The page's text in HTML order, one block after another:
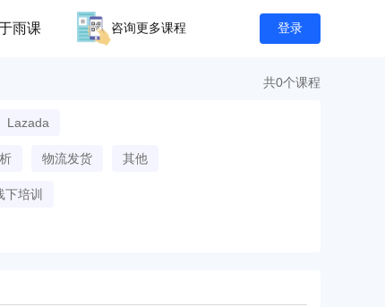
雨课 咨询更多课程 登录
共0个课程
Lazada
物流发货 其他
下培训